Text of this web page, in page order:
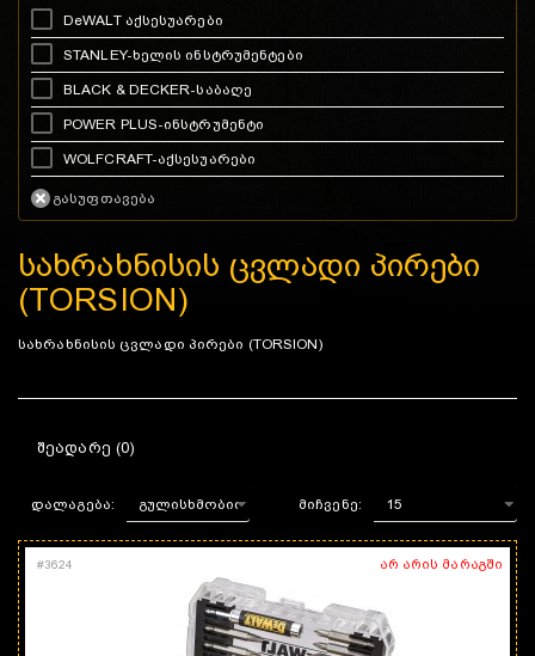
DeWALT აქსესუარები
STANLEY-ხელის ინსტრუმენტები
BLACK & DECKER-საბაღე
POWER PLUS-ინსტრუმენტი
WOLFCRAFT-აქსესუარები
სახრახნისის ცვლადი პირები
(TORSION)
სახრახნისის ცვლადი პირები (TORSION)
ᲨᲔᲐᲓᲐᲠᲔ (0)
დალაგება: მიჩვენე:
არ არის მარაგში
#3624